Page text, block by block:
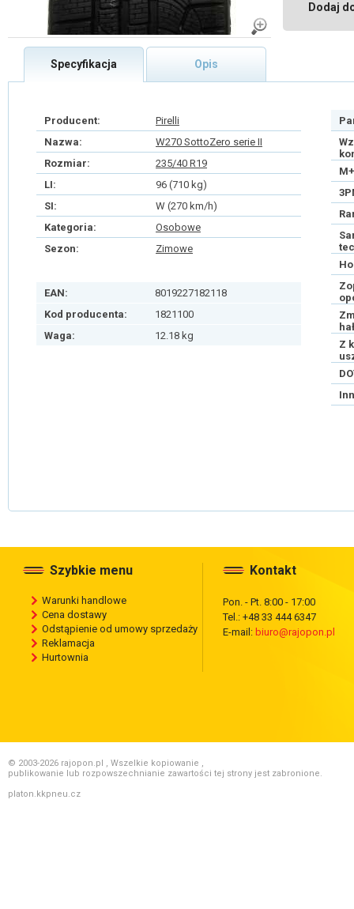
Dodaj
Specyfikacja Opis
Producent:
Pirelli
Nazwa:
W270 SottoZero serie II
Rozmiar:
235/40 R19
LI:
96 (710 kg)
SI:
W (270 km/h)
Kategoria:
Osobowe
Sezon:
Zimowe
EAN:
8019227182118
Kod producenta:
1821100
Waga:
12.18 kg
Z
Szybkie menu
Warunki handlowe
Cena dostawy
Odstąpienie od umowy sprzedaży
Reklamacja
Hurtownia
Kontakt
Pon. - Pt. 8:00 - 17:00
Tel.: +48 33 444 6347
E-mail: biuro@rajopon.pl
© 2003-2026 rajopon.pl , Wszelkie kopiowanie ,
publikowanie lub rozpowszechnianie zawartości tej strony jest zabronione.
platon.kkpneu.cz